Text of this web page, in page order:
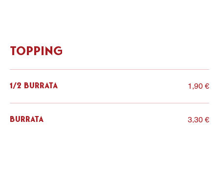
Topping
1/2 Burrata 1,90 €
Burrata 3,30 €